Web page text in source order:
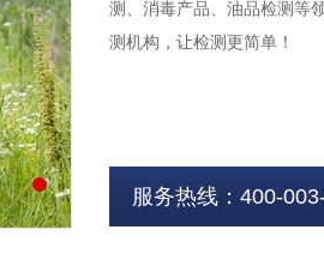
测、消毒产品、油品检测等
测机构，让检测更简单！
服务热线：400-